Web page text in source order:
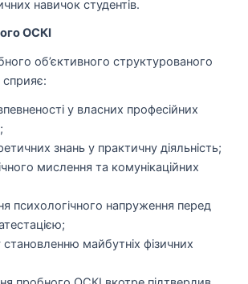
навичок студентів.
ОСКІ
об’єктивного структурованого
сприяє:
у власних професійних
знань у практичну діяльність;
мислення та комунікаційних
психологічного напруження перед
майбутніх фізичних